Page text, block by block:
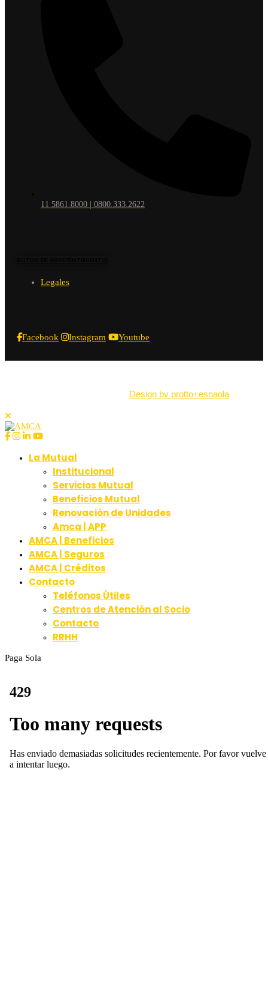
11 5861.8000 | 0800.333.2622
Legales
Facebook Instagram Youtube
Design by protto+esnaola
La Mutual
Institucional
Servicios Mutual
Beneficios Mutual
Renovación de Unidades
Amca | APP
AMCA | Beneficios
AMCA | Seguros
AMCA | Créditos
Contacto
Teléfonos Útiles
Centros de Atención al Socio
Contacto
RRHH
Paga Sola